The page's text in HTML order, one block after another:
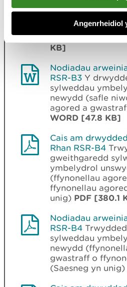
Angenrheidiol
gweithgaredd
niwclear -
gwastraff
KB]
Nodiadau
RSR-B3 Y
sylweddau
newydd (safle
agored a
WORD [47.8 KB]
Cais am
Rhan RSR-B4
gweithgaredd
ymbelydrol
(ffynonellau
ffynonellau
unig) PDF [380.1
Nodiadau
RSR-B4
sylweddau
newydd
gwastraff o
(Saesneg yn unig)